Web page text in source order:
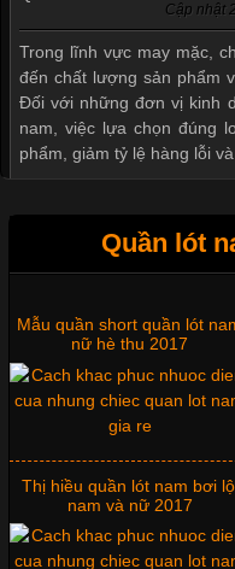
Cập nhật
Trong lĩnh vực may mặc,
đến chất lượng sản phẩm
Đối với những đơn vị kinh
nam, việc lựa chọn đúng
phẩm, giảm tỷ lệ hàng lỗi và
Cập nhật
Áo thun là một trong
Bên cạnh chất liệu và
quan trọng tạo nên
loại cổ áo sẽ mang đến một
Quần lót
Mẫu quần short quần lót
nữ hè thu 2017
Thị hiều quần lót nam bơi
nam và nữ 2017